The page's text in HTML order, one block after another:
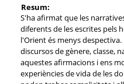
Resum:
S'ha afirmat que les
diferents de les escrites pels
l'Orient és menys
discursos de gènere, classe,
aquestes afirmacions i ens
experiències de vida de les